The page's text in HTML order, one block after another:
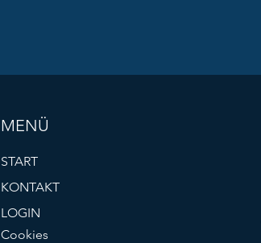
MENÜ
START
KONTAKT
LOGIN
Cookies